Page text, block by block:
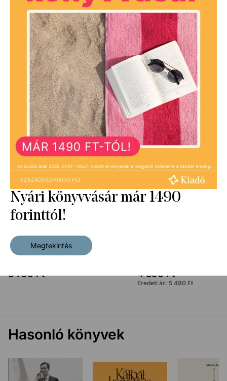
Extra digitális tartalmak
A szerző további kötetei
3 790Ft 4 390Ft
Eredeti ár: 5 490 Ft
Hasonló könyvek
Nyári könyvvásár már 1490
forinttól!
Megtekintés